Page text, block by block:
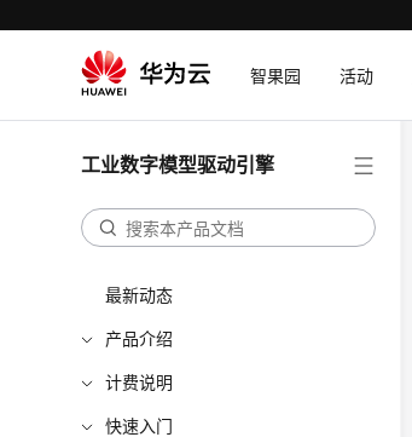
智果园 活动
工业数字模型驱动引擎
最新动态
产品介绍
计费说明
快速入门